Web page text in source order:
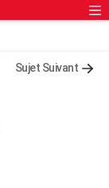
Sujet Suivant